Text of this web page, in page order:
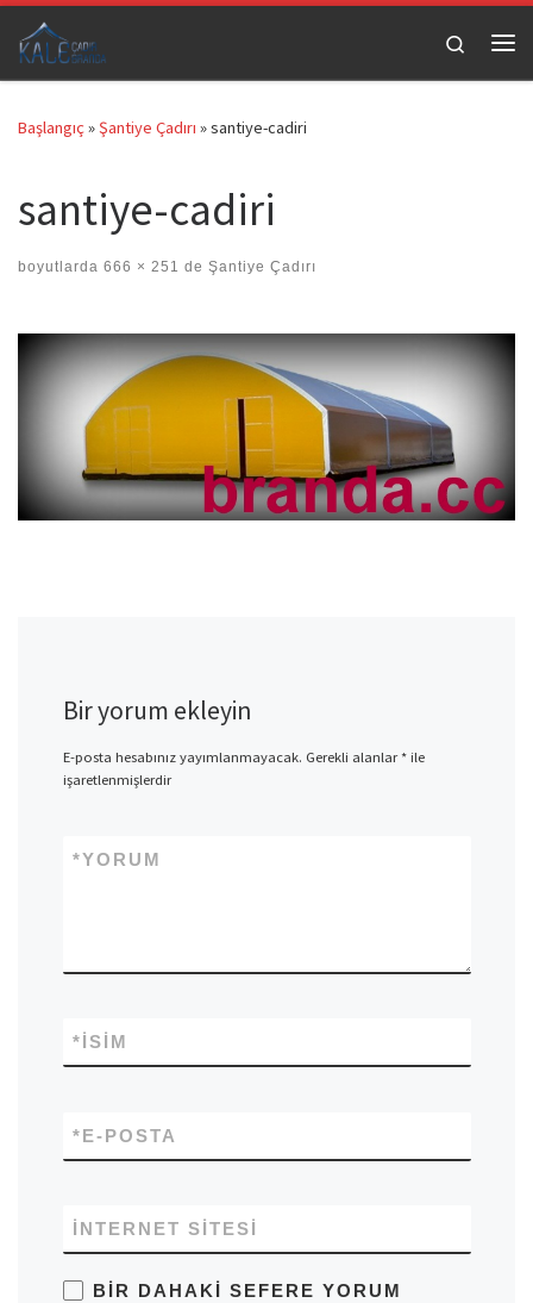
Skip to content
Search
Başlangıç»Şantiye Çadırı »santiye-cadiri
santiye-cadiri
boyutlarda 666 × 251 de Şantiye Çadırı
Images navigation
Bir yorum ekleyin
E-posta hesabınız yayımlanmayacak. Gerekli alanlar*ile
işaretlenmişlerdir
YORUM
*
İSIM
*
E-POSTA
*
İNTERNET SITESI
BIR DAHAKI SEFERE YORUM